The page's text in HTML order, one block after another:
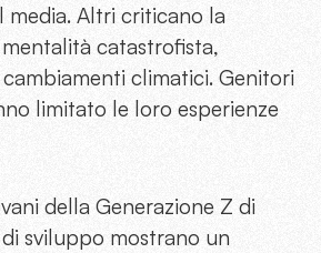
media. Altri criticano la
catastrofista,
climatici. Genitori
limitato le loro esperienze
della Generazione Z di
sviluppo mostrano un